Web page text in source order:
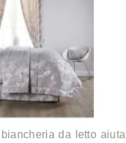
da letto aiuta